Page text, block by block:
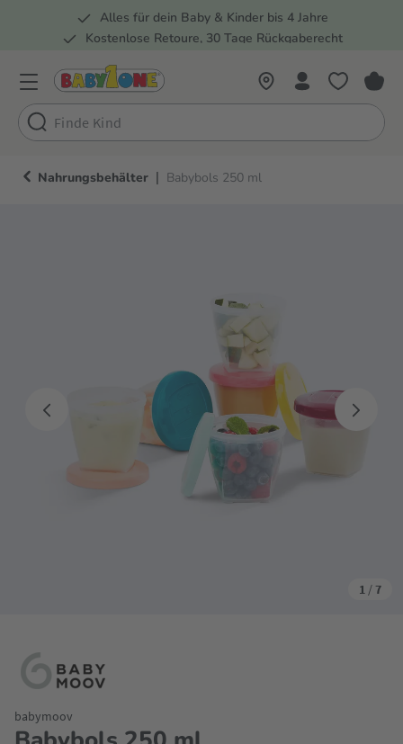
Zur Hauptnavigation springen
Alles für dein Baby & Kinder bis 4 Jahre
Kostenlose Retoure, 30 Tage Rückgaberecht
Nahrungsbehälter | Babybols 250 ml
1 /7
babymoov